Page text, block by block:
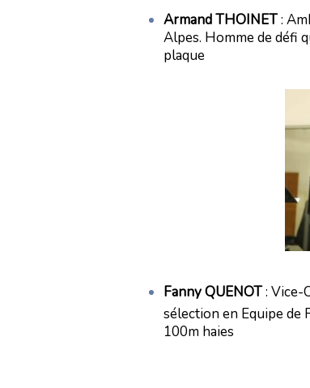
Armand THOINET:
Alpes. Homme de défi
plaque
Fanny QUENOT: Vice-
sélection en Equipe de
100m haies